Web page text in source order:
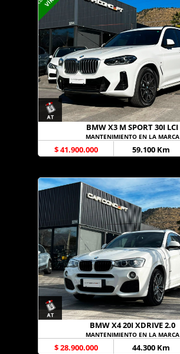
BMW X3 M SPORT 30I LCI
MANTENIMIENTO EN LA MARCA
$ 41.900.000 59.100 Km
BMW X4 20I XDRIVE 2.0
MANTENIMIENTO EN LA MARCA
$ 28.900.000 44.300 Km